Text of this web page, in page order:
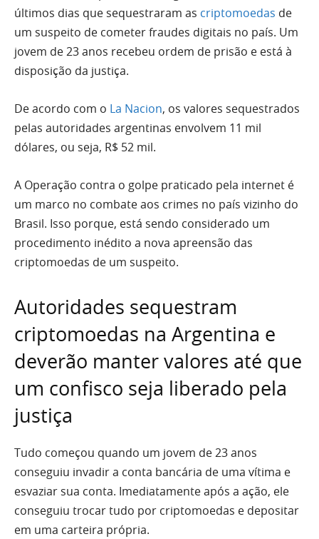
últimos dias que sequestraram as criptomoedas de
um suspeito de cometer fraudes digitais no país. Um
jovem de 23 anos recebeu ordem de prisão e está à
disposição da justiça.
De acordo com o La Nacion, os valores sequestrados
pelas autoridades argentinas envolvem 11 mil
dólares, ou seja, R$ 52 mil.
A Operação contra o golpe praticado pela internet é
um marco no combate aos crimes no país vizinho do
Brasil. Isso porque, está sendo considerado um
procedimento inédito a nova apreensão das
criptomoedas de um suspeito.
Autoridades sequestram
criptomoedas na Argentina e
deverão manter valores até que
um confisco seja liberado pela
justiça
Tudo começou quando um jovem de 23 anos
conseguiu invadir a conta bancária de uma vítima e
esvaziar sua conta. Imediatamente após a ação, ele
conseguiu trocar tudo por criptomoedas e depositar
em uma carteira própria.